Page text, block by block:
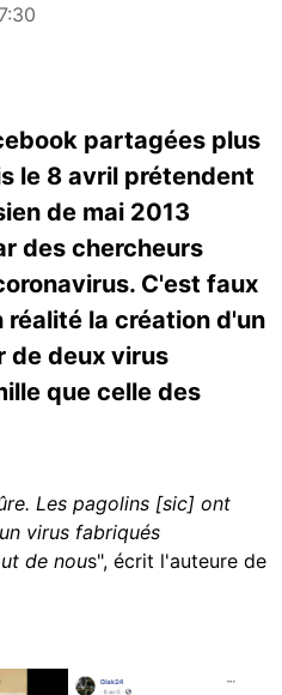
partagées plus
le 8 avril prétendent
de mai 2013
des chercheurs
C'est faux
la création d'un
de deux virus
que celle des
Les pagolins [sic] ont
virus fabriqués
de nous", écrit l'auteure de